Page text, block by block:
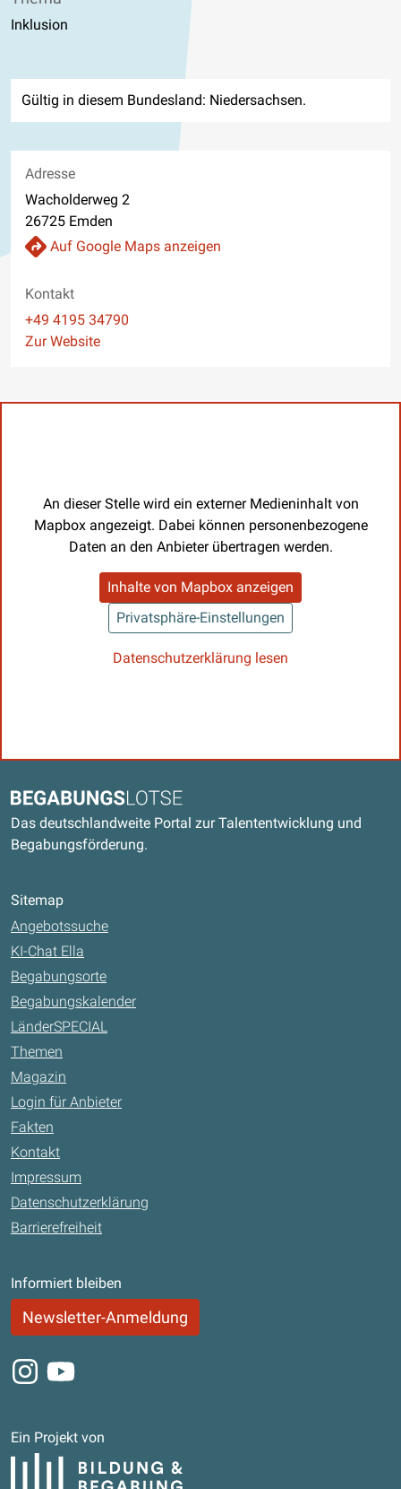
Inklusion
Gültig in diesem Bundesland: Niedersachsen.
Adresse
Wacholderweg 2
26725 Emden
Auf Google Maps anzeigen
Kontakt
Telefon
+49 4195 34790
Website
Zur Website
An dieser Stelle wird ein externer Medieninhalt von
Mapbox angezeigt. Dabei können personenbezogene
Daten an den Anbieter übertragen werden.
Inhalte von Mapbox anzeigen
Privatsphäre-Einstellungen
Datenschutzerklärung lesen
Begabungslotse
Das deutschlandweite Portal zur Talententwicklung und
Begabungsförderung.
Sitemap
Angebotssuche
KI-Chat Ella
Begabungsorte
Begabungskalender
LänderSPECIAL
Themen
Magazin
Login für Anbieter
Fakten
Kontakt
Impressum
Datenschutzerklärung
Barrierefreiheit
Informiert bleiben
Newsletter-Anmeldung
Instagram
Youtube
Ein Projekt von
Bildung und Begabung